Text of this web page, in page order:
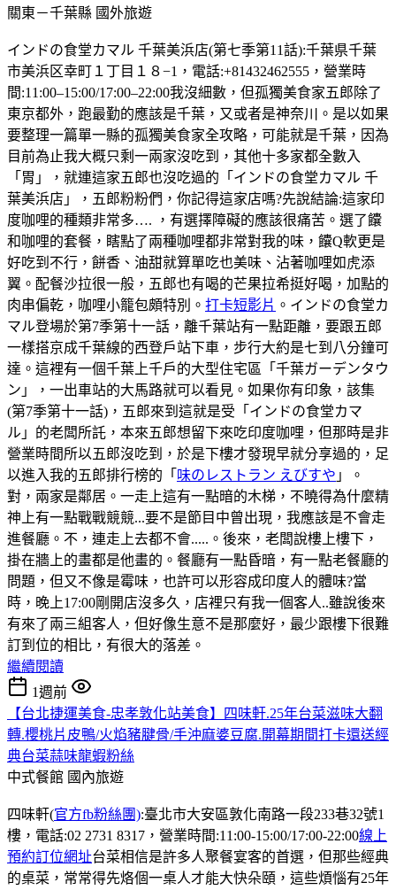
關東－千葉縣 國外旅遊
インドの食堂カマル 千葉美浜店(第七季第11話):千葉県千葉
市美浜区幸町１丁目１８−1，電話:+81432462555，營業時
間:11:00–15:00/17:00–22:00我沒細數，但孤獨美食家五郎除了
東京都外，跑最勤的應該是千葉，又或者是神奈川。是以如果
要整理一篇單一縣的孤獨美食家全攻略，可能就是千葉，因為
目前為止我大概只剩一兩家沒吃到，其他十多家都全數入
「胃」，就連這家五郎也沒吃過的「インドの食堂カマル 千
葉美浜店」，五郎粉粉們，你記得這家店嗎?先說結論:這家印
度咖哩的種類非常多…. ，有選擇障礙的應該很痛苦。選了饢
和咖哩的套餐，瞎點了兩種咖哩都非常對我的味，饢Q軟更是
好吃到不行，餅香、油甜就算單吃也美味、沾著咖哩如虎添
翼。配餐沙拉很一般，五郎也有喝的芒果拉希挺好喝，加點的
肉串偏乾，咖哩小籠包頗特別。 打卡短影片 。インドの食堂カ
マル登場於第7季第十一話，離千葉站有一點距離，要跟五郎
一樣搭京成千葉線的西登戶站下車，步行大約是七到八分鐘可
達。這裡有一個千葉上千戶的大型住宅區「千葉ガーデンタウ
ン」，一出車站的大馬路就可以看見。如果你有印象，該集
(第7季第十一話)，五郎來到這就是受「インドの食堂カマ
ル」的老闆所託，本來五郎想留下來吃印度咖哩，但那時是非
營業時間所以五郎沒吃到，於是下樓才發現早就分享過的，足
以進入我的五郎排行榜的「 味のレストラン えびすや 」。
對，兩家是鄰居。一走上這有一點暗的木梯，不曉得為什麼精
神上有一點戰戰競競...要不是節目中曾出現，我應該是不會走
進餐廳。不，連走上去都不會.....。後來，老闆說樓上樓下，
掛在牆上的畫都是他畫的。餐廳有一點昏暗，有一點老餐廳的
問題，但又不像是霉味，也許可以形容成印度人的體味?當
時，晚上17:00剛開店沒多久，店裡只有我一個客人..雖說後來
有來了兩三組客人，但好像生意不是那麼好，最少跟樓下很難
訂到位的相比，有很大的落差。
繼續閱讀
1週前
【台北捷運美食-忠孝敦化站美食】四味軒.25年台菜滋味大翻
轉.櫻桃片皮鴨/火焰豬腱骨/手沖麻婆豆腐.開幕期間打卡還送經
典台菜蒜味龍蝦粉絲
中式餐館 國內旅遊
四味軒(官方fb粉絲團):臺北市大安區敦化南路一段233巷32號1
樓，電話:02 2731 8317，營業時間:11:00-15:00/17:00-22:00線上
預約訂位網址台菜相信是許多人聚餐宴客的首選，但那些經典
的桌菜，常常得先烙個一桌人才能大快朵頤，這些煩惱有25年